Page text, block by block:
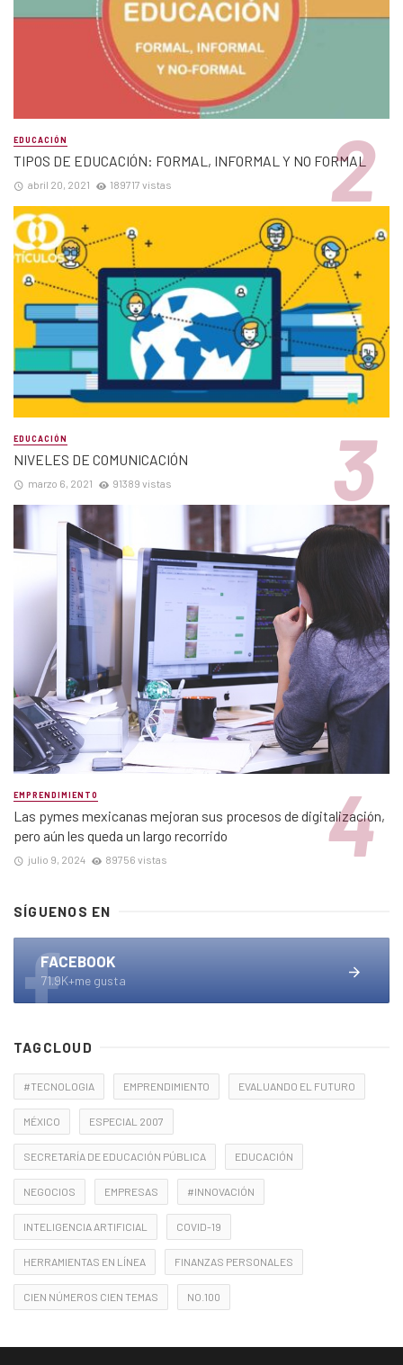
EDUCACIÓN
TIPOS DE EDUCACIÓN: FORMAL, INFORMAL Y NO FORMAL
abril 20, 2021 189717 vistas
EDUCACIÓN
NIVELES DE COMUNICACIÓN
marzo 6, 2021 91389 vistas
EMPRENDIMIENTO
Las pymes mexicanas mejoran sus procesos de digitalización,
pero aún les queda un largo recorrido
julio 9, 2024 89756 vistas
SÍGUENOS EN
FACEBOOK
71.9K+me gusta
TAGCLOUD
#TECNOLOGIA EMPRENDIMIENTO EVALUANDO EL FUTURO
MÉXICO ESPECIAL 2007
SECRETARÍA DE EDUCACIÓN PÚBLICA EDUCACIÓN
NEGOCIOS EMPRESAS #INNOVACIÓN
INTELIGENCIA ARTIFICIAL COVID-19
HERRAMIENTAS EN LÍNEA FINANZAS PERSONALES
CIEN NÚMEROS CIEN TEMAS NO.100